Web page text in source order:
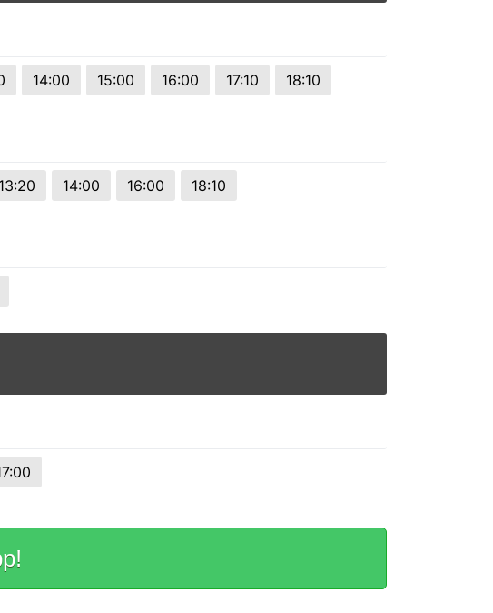
14:00 15:00 16:00 17:10 18:10
13:20 14:00 16:00 18:10